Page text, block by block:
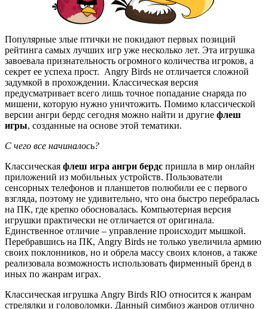
Популярные злые птички не покидают первых позиций
рейтинга самых лучших игр уже несколько лет. Эта игрушка
завоевала признательность огромного количества игроков, а
секрет ее успеха прост. Angry Birds не отличается сложной
задумкой в прохождении. Классическая версия
предусматривает всего лишь точное попадание снаряда по
мишени, которую нужно уничтожить. Помимо классической
версии ангри бердс сегодня можно найти и другие флеш
игры, созданные на основе этой тематики.
С чего все начиналось?
Классическая флеш игра ангри бердс пришла в мир онлайн
приложений из мобильных устройств. Пользователи
сенсорных телефонов и планшетов полюбили ее с первого
взгляда, поэтому не удивительно, что она быстро перебралась
на ПК, где крепко обосновалась. Компьютерная версия
игрушки практически не отличается от оригинала.
Единственное отличие – управление происходит мышкой.
Перебравшись на ПК, Angry Birds не только увеличила армию
своих поклонников, но и обрела массу своих клонов, а также
реализовала возможность использовать фирменный бренд в
иных по жанрам играх.
Классическая игрушка Angry Birds RIO относится к жанрам
стрелялки и головоломки. Данный симбиоз жанров отлично